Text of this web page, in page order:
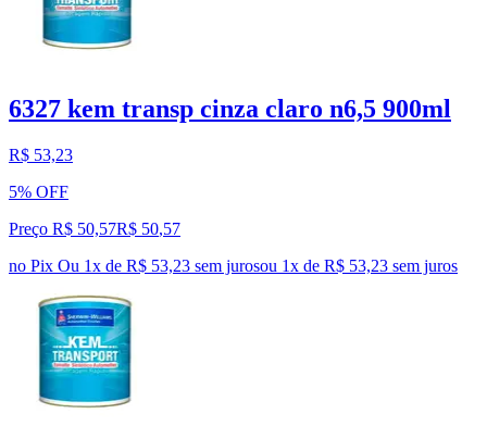
6327 kem transp cinza claro n6,5 900ml
R$ 53,23
5% OFF
Preço R$ 50,57R$ 50,57
no Pix Ou 1x de R$ 53,23 sem jurosou 1x de R$ 53,23 sem juros